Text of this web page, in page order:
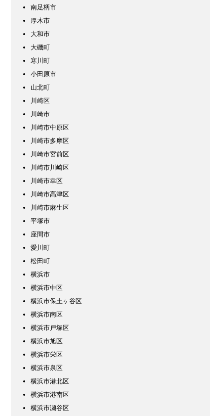
南足柄市
厚木市
大和市
大磯町
寒川町
小田原市
山北町
川崎区
川崎市
川崎市中原区
川崎市多摩区
川崎市宮前区
川崎市川崎区
川崎市幸区
川崎市高津区
川崎市麻生区
平塚市
座間市
愛川町
松田町
横浜市
横浜市中区
横浜市保土ヶ谷区
横浜市南区
横浜市戸塚区
横浜市旭区
横浜市栄区
横浜市泉区
横浜市港北区
横浜市港南区
横浜市瀬谷区